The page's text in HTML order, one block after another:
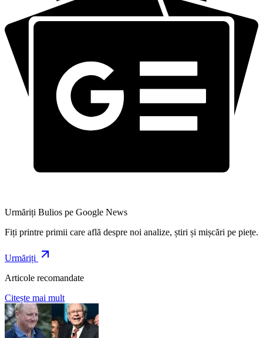
Urmăriți Bulios pe Google News
Fiți printre primii care află despre noi analize, știri și mișcări pe piețe.
Urmăriți
Articole recomandate
Citește mai mult